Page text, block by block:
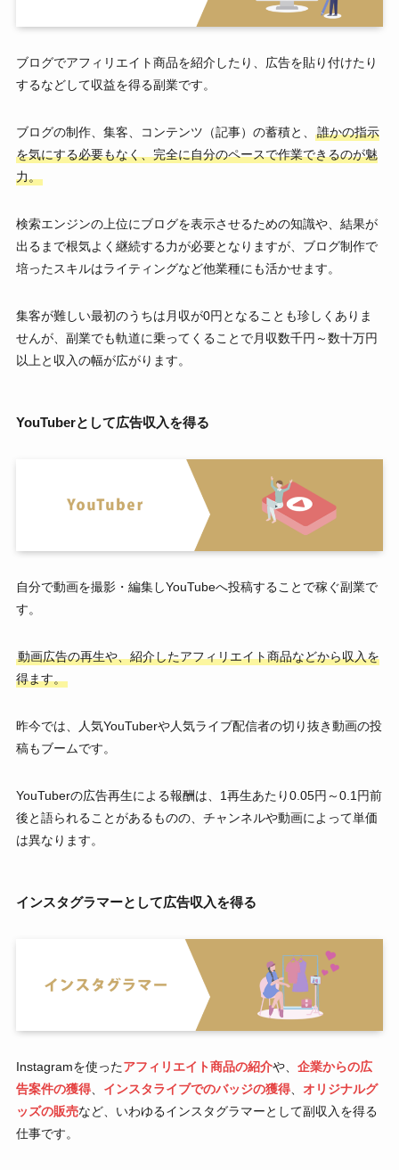
ブログでアフィリエイト商品を紹介したり、広告を貼り付けたり
するなどして収益を得る副業です。
ブログの制作、集客、コンテンツ（記事）の蓄積と、
誰かの指示
を気にする必要もなく、完全に自分のペースで作業できるのが魅
力。
検索エンジンの上位にブログを表示させるための知識や、結果が
出るまで根気よく継続する力が必要となりますが、ブログ制作で
培ったスキルはライティングなど他業種にも活かせます。
集客が難しい最初のうちは月収が0円となることも珍しくありま
せんが、副業でも軌道に乗ってくることで月収数千円～数十万円
以上と収入の幅が広がります。
YouTuberとして広告収入を得る
自分で動画を撮影・編集しYouTubeへ投稿することで稼ぐ副業で
す。
動画広告の再生や、紹介したアフィリエイト商品などから収入を
得ます。
昨今では、人気YouTuberや人気ライブ配信者の切り抜き動画の投
稿もブームです。
YouTuberの広告再生による報酬は、1再生あたり0.05円～0.1円前
後と語られることがあるものの、チャンネルや動画によって単価
は異なります。
インスタグラマーとして広告収入を得る
Instagramを使ったアフィリエイト商品の紹介や、 企業からの広
告案件の獲得、 インスタライブでのバッジの獲得、 オリジナルグ
ッズの販売など、いわゆるインスタグラマーとして副収入を得る
仕事です。